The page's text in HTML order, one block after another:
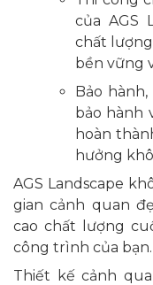
của AGS
chất
bền vững
Bảo hành,
bảo hành
hoàn
hưởng
AGS Landscape
gian cảnh quan
cao chất lượng
công trình của bạn.
Thiết kế cảnh